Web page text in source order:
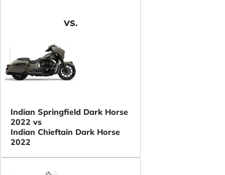
VS.
Indian Springfield Dark Horse
2022 vs
Indian Chieftain Dark Horse
2022